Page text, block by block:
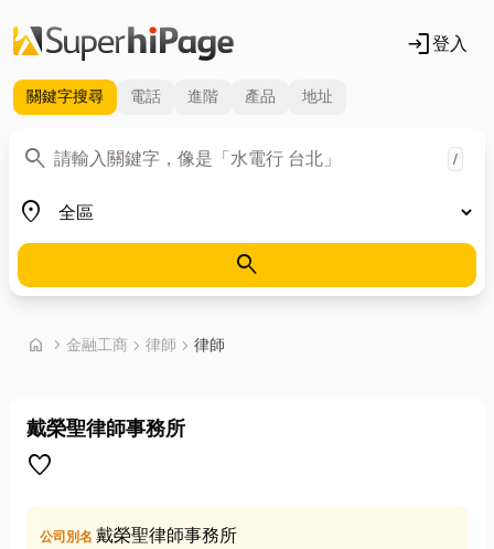
login登入
關鍵字搜尋 電話 進階 產品 地址
search
關鍵字 /
place
地區
search
home chevron_right 首頁
金融工商 chevron_right 律師 chevron_right 律師
戴榮聖律師事務所
favorite
公司別名 戴榮聖律師事務所